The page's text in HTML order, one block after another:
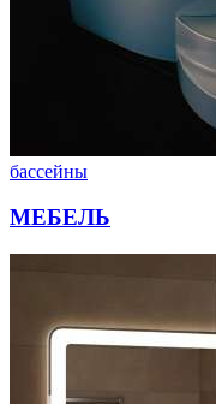
бассейны
МЕБЕЛЬ